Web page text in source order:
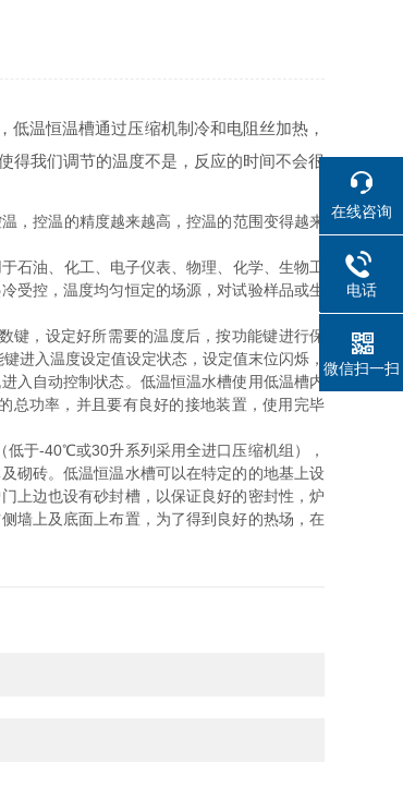
温恒温槽通过压缩机制冷和电阻丝加热，
得我们调节的温度不是，反应的时间不会很
，控温的精度越来越高，控温的范围变得越来
石油、化工、电子仪表、物理、化学、生物工
受控，温度均匀恒定的场源，对试验样品或生
键，设定好所需要的温度后，按功能键进行保
进入温度设定值设定状态，设定值末位闪烁，
入自动控制状态。低温恒温水槽使用低温槽内
总功率，并且要有良好的接地装置，使用完毕
于-40℃或30升系列采用全进口压缩机组），
砌砖。低温恒温水槽可以在特定的的地基上设
上边也设有砂封槽，以保证良好的密封性，炉
墙上及底面上布置，为了得到良好的热场，在
在线咨询
电话
微信扫一扫